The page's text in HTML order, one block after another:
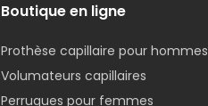
Boutique en ligne
Prothèse capillaire pour hommes
Volumateurs capillaires
Perruques pour femmes